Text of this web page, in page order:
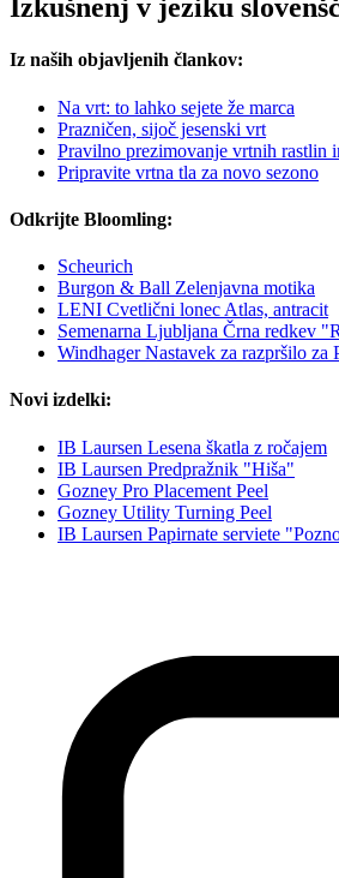
Izkušnenj v jeziku
Iz naših objavljenih člankov:
Na vrt: to lahko sejete že marca
Prazničen, sijoč jesenski vrt
Pravilno prezimovanje vrtnih rastlin
Pripravite vrtna tla za novo sezono
Odkrijte Bloomling:
Scheurich
Burgon & Ball Zelenjavna motika
LENI Cvetlični lonec Atlas, antracit
Semenarna Ljubljana Črna redkev
Windhager Nastavek za razpršilo za
Novi izdelki:
IB Laursen Lesena škatla z ročajem
IB Laursen Predpražnik "Hiša"
Gozney Pro Placement Peel
Gozney Utility Turning Peel
IB Laursen Papirnate serviete